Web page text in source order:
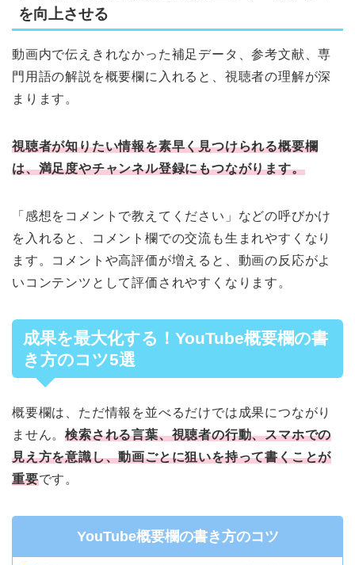
を向上させる
動画内で伝えきれなかった補足データ、参考文献、専
門用語の解説を概要欄に入れると、視聴者の理解が深
まります。
視聴者が知りたい情報を素早く見つけられる概要欄
は、満足度やチャンネル登録にもつながります。
「感想をコメントで教えてください」などの呼びかけ
を入れると、コメント欄での交流も生まれやすくなり
ます。コメントや高評価が増えると、動画の反応がよ
いコンテンツとして評価されやすくなります。
成果を最大化する！YouTube概要欄の書
き方のコツ5選
概要欄は、ただ情報を並べるだけでは成果につながり
ません。検索される言葉、視聴者の行動、スマホでの
見え方を意識し、動画ごとに狙いを持って書くことが
重要です。
YouTube概要欄の書き方のコツ